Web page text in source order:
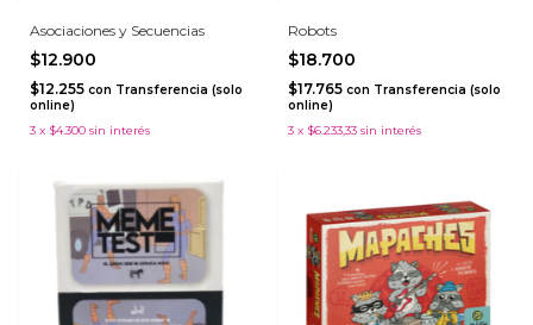
Asociaciones y Secuencias
$12.900
$12.255 con Transferencia (solo
online)
3 x $4.300 sin interés
Robots
$18.700
$17.765 con Transferencia (solo
online)
3 x $6.233,33 sin interés